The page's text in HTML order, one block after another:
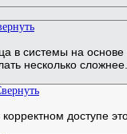
в системы на
несколько сложнее.
доступе